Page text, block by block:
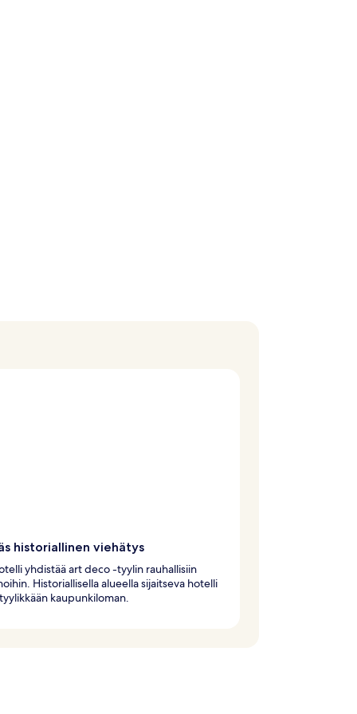
historiallinen viehätys
yhdistää art deco -tyylin rauhallisiin
Historiallisella alueella sijaitseva hotelli
kaupunkiloman.